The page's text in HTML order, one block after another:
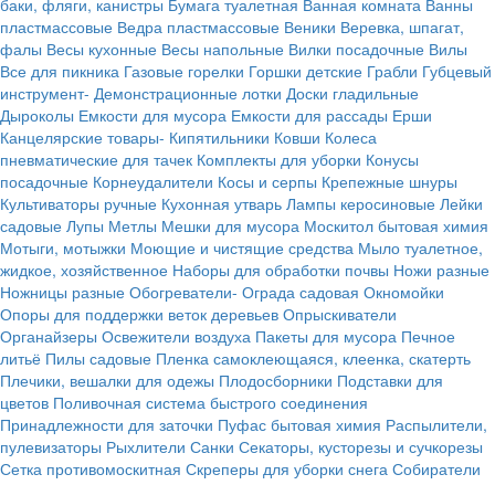
баки, фляги, канистры Бумага туалетная Ванная комната Ванны
пластмассовые Ведра пластмассовые Веники Веревка, шпагат,
фалы Весы кухонные Весы напольные Вилки посадочные Вилы
Все для пикника Газовые горелки Горшки детские Грабли Губцевый
инструмент- Демонстрационные лотки Доски гладильные
Дыроколы Емкости для мусора Емкости для рассады Ерши
Канцелярские товары- Кипятильники Ковши Колеса
пневматические для тачек Комплекты для уборки Конусы
посадочные Корнеудалители Косы и серпы Крепежные шнуры
Культиваторы ручные Кухонная утварь Лампы керосиновые Лейки
садовые Лупы Метлы Мешки для мусора Москитол бытовая химия
Мотыги, мотыжки Моющие и чистящие средства Мыло туалетное,
жидкое, хозяйственное Наборы для обработки почвы Ножи разные
Ножницы разные Обогреватели- Ограда садовая Окномойки
Опоры для поддержки веток деревьев Опрыскиватели
Органайзеры Освежители воздуха Пакеты для мусора Печное
литьё Пилы садовые Пленка самоклеющаяся, клеенка, скатерть
Плечики, вешалки для одежы Плодосборники Подставки для
цветов Поливочная система быстрого соединения
Принадлежности для заточки Пуфас бытовая химия Распылители,
пулевизаторы Рыхлители Санки Секаторы, кусторезы и сучкорезы
Сетка противомоскитная Скреперы для уборки снега Собиратели